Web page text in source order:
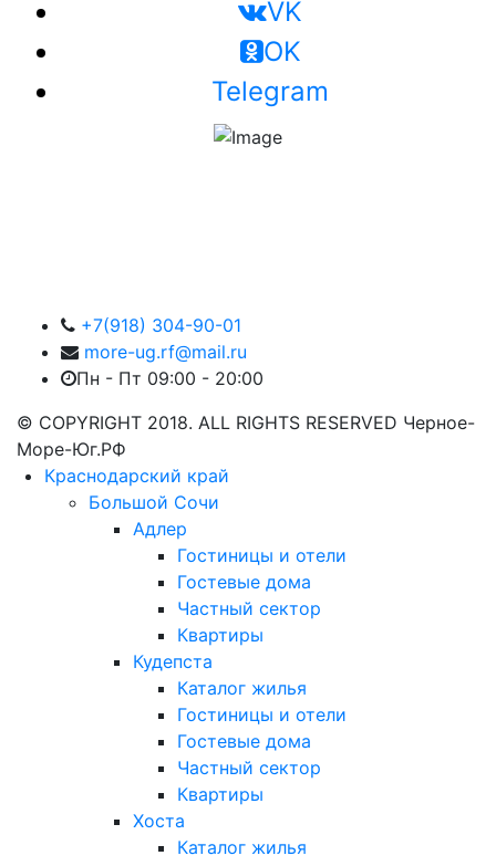
VK
OK
Telegram
+7(918) 304-90-01
more-ug.rf@mail.ru
Пн - Пт 09:00 - 20:00
© COPYRIGHT 2018. ALL RIGHTS RESERVED Черное-
Море-Юг.РФ
Краснодарский край
Большой Сочи
Адлер
Гостиницы и отели
Гостевые дома
Частный сектор
Квартиры
Кудепста
Каталог жилья
Гостиницы и отели
Гостевые дома
Частный сектор
Квартиры
Хоста
Каталог жилья